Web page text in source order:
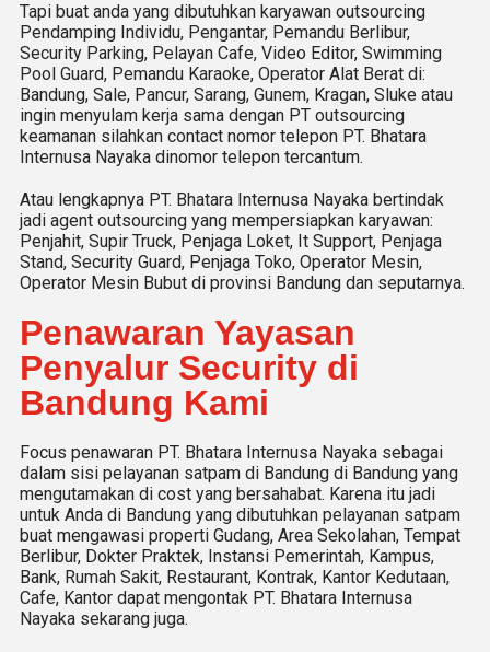
Tapi buat anda yang dibutuhkan karyawan outsourcing
Pendamping Individu, Pengantar, Pemandu Berlibur,
Security Parking, Pelayan Cafe, Video Editor, Swimming
Pool Guard, Pemandu Karaoke, Operator Alat Berat di:
Bandung, Sale, Pancur, Sarang, Gunem, Kragan, Sluke atau
ingin menyulam kerja sama dengan PT outsourcing
keamanan silahkan contact nomor telepon PT. Bhatara
Internusa Nayaka dinomor telepon tercantum.
Atau lengkapnya PT. Bhatara Internusa Nayaka bertindak
jadi agent outsourcing yang mempersiapkan karyawan:
Penjahit, Supir Truck, Penjaga Loket, It Support, Penjaga
Stand, Security Guard, Penjaga Toko, Operator Mesin,
Operator Mesin Bubut di provinsi Bandung dan seputarnya.
Penawaran Yayasan
Penyalur Security di
Bandung Kami
Focus penawaran PT. Bhatara Internusa Nayaka sebagai
dalam sisi pelayanan satpam di Bandung di Bandung yang
mengutamakan di cost yang bersahabat. Karena itu jadi
untuk Anda di Bandung yang dibutuhkan pelayanan satpam
buat mengawasi properti Gudang, Area Sekolahan, Tempat
Berlibur, Dokter Praktek, Instansi Pemerintah, Kampus,
Bank, Rumah Sakit, Restaurant, Kontrak, Kantor Kedutaan,
Cafe, Kantor dapat mengontak PT. Bhatara Internusa
Nayaka sekarang juga.